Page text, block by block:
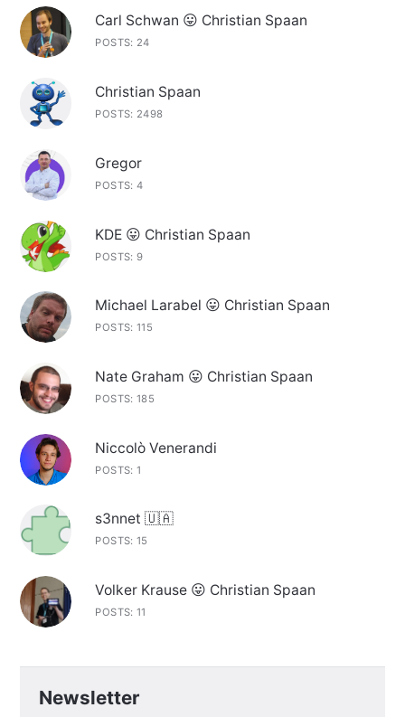
Carl Schwan 😛 Christian Spaan
POSTS: 24
Christian Spaan
POSTS: 2498
Gregor
POSTS: 4
KDE 😛 Christian Spaan
POSTS: 9
Michael Larabel 😛 Christian Spaan
POSTS: 115
Nate Graham 😛 Christian Spaan
POSTS: 185
Niccolò Venerandi
POSTS: 1
s3nnet 🇺🇦
POSTS: 15
Volker Krause 😛 Christian Spaan
POSTS: 11
Newsletter